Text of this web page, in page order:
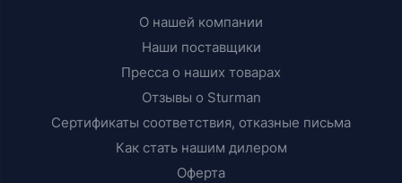
О нашей компании
Наши поставщики
Пресса о наших товарах
Отзывы о Sturman
Сертификаты соответствия, отказные письма
Как стать нашим дилером
Оферта